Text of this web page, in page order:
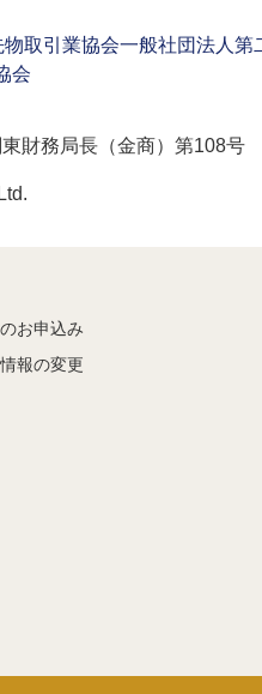
取引業協会一般社団法人第
会
財務局長（金商）第108号
お申込み
報の変更